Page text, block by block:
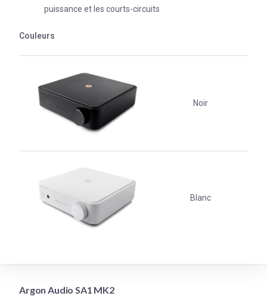
puissance et les courts-circuits
Couleurs
Noir
Blanc
Argon Audio SA1 MK2